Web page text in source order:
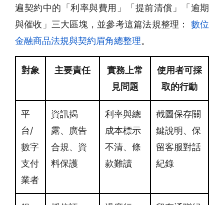
遍契約中的「利率與費用」「提前清償」「逾期
與催收」三大區塊，並參考這篇法規整理：
數位
金融商品法規與契約眉角總整理。
對象 主要責任
實務上常
見問題
使用者可採
取的行動
平
台/
數字
支付
業者
資訊揭
露、廣告
合規、資
料保護
利率與總
成本標示
不清、條
款難讀
截圖保存關
鍵說明、保
留客服對話
紀錄